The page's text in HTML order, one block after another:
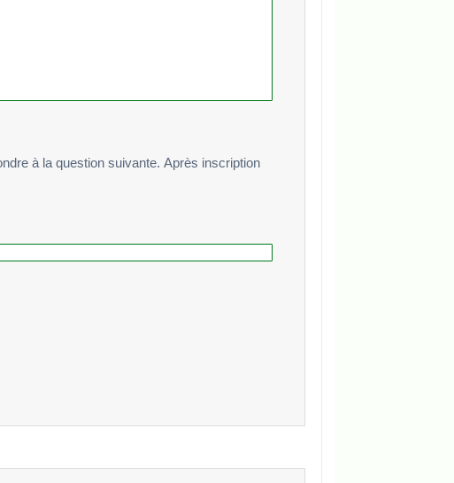
suivante. Après inscription